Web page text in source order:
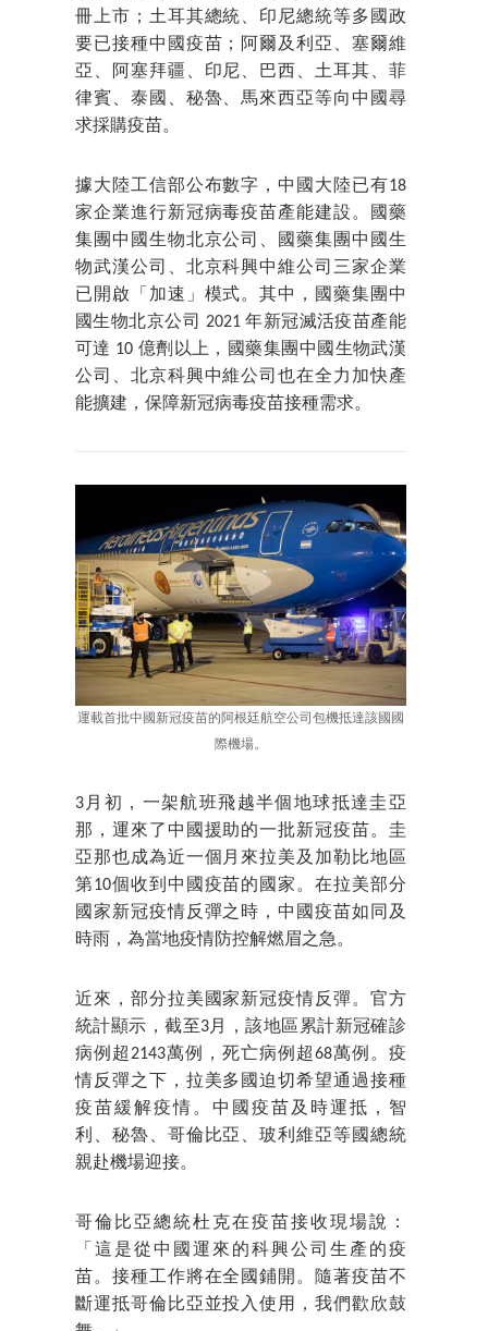
冊上市；土耳其總統、印尼總統等多國政
要已接種中國疫苗；阿爾及利亞、塞爾維
亞、阿塞拜疆、印尼、巴西、土耳其、菲
律賓、泰國、秘魯、馬來西亞等向中國尋
求採購疫苗。
據大陸工信部公布數字，中國大陸已有18
家企業進行新冠病毒疫苗產能建設。國藥
集團中國生物北京公司、國藥集團中國生
物武漢公司、北京科興中維公司三家企業
已開啟「加速」模式。其中，國藥集團中
國生物北京公司 2021 年新冠滅活疫苗產能
可達 10 億劑以上，國藥集團中國生物武漢
公司、北京科興中維公司也在全力加快產
能擴建，保障新冠病毒疫苗接種需求。
運載首批中國新冠疫苗的阿根廷航空公司包機抵達該國國
際機場。
3月初，一架航班飛越半個地球抵達圭亞
那，運來了中國援助的一批新冠疫苗。圭
亞那也成為近一個月來拉美及加勒比地區
第10個收到中國疫苗的國家。在拉美部分
國家新冠疫情反彈之時，中國疫苗如同及
時雨，為當地疫情防控解燃眉之急。
近來，部分拉美國家新冠疫情反彈。官方
統計顯示，截至3月，該地區累計新冠確診
病例超2143萬例，死亡病例超68萬例。疫
情反彈之下，拉美多國迫切希望通過接種
疫苗緩解疫情。中國疫苗及時運抵，智
利、秘魯、哥倫比亞、玻利維亞等國總統
親赴機場迎接。
哥倫比亞總統杜克在疫苗接收現場說：
「這是從中國運來的科興公司生產的疫
苗。接種工作將在全國鋪開。隨著疫苗不
斷運抵哥倫比亞並投入使用，我們歡欣鼓